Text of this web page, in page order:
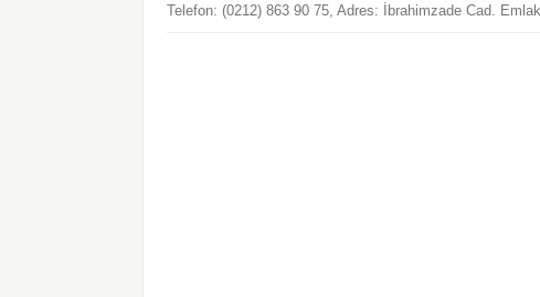
Telefon: (0212) 863 90 75, Adres: İbrahimzade Cad.